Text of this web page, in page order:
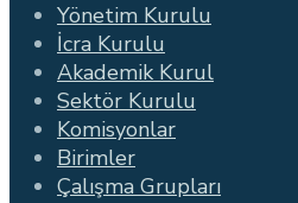
Yönetim Kurulu
İcra Kurulu
Akademik Kurul
Sektör Kurulu
Komisyonlar
Birimler
Çalışma Grupları